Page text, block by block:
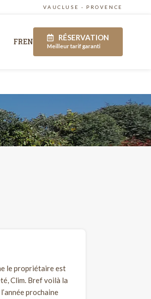
VAUCLUSE - PROVENCE
FREN RÉSERVATION
Meilleur tarif garanti
le propriétaire est
Clim. Bref voilà la
prochaine